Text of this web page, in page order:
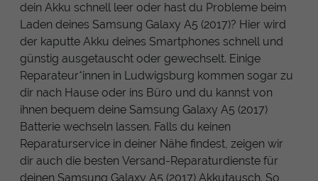
dein Akku schnell leer oder hast du Probleme beim
Laden deines Samsung Galaxy A5 (2017)? Hier wird
der kaputte Akku deines Smartphones schnell und
günstig ausgetauscht oder gewechselt. Einige
Reparateur*innen in Ludwigsburg kommen sogar zu
dir nach Hause oder ins Büro und du kannst von
ihnen bequem deine Samsung Galaxy A5 (2017)
Batterie wechseln lassen. Falls du keinen
Reparaturservice in deiner Nähe findest, zeigen wir
dir auch die besten Versand-Reparaturdienste für
deinen Samsung Galaxy A5 (2017) Akkutausch. So